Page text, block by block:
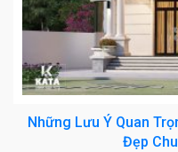
Những Lưu Ý Quan
Đẹp